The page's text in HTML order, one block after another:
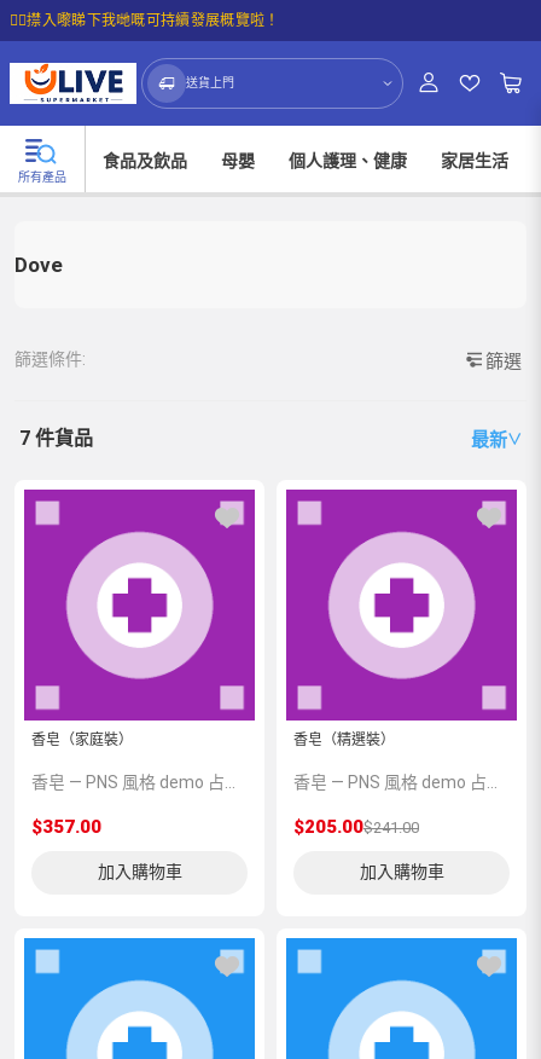
☝🏼㩒入嚟睇下我哋嘅可持續發展概覽啦！
送貨上門
所有產品
食品及飲品 母嬰 個人護理、健康 家居生活
Dove
篩選條件: 篩選
7 件貨品 最新∨
香皂（家庭裝）
$357.00
加入購物車
香皂（精選裝）
$205.00$241.00
加入購物車